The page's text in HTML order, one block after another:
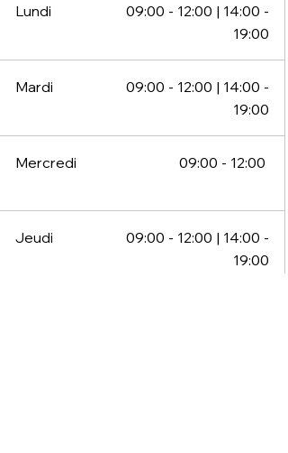
Lundi
09:00 - 12:00 | 14:00 -
19:00
Mardi 09:00 - 12:00 | 14:00 -
19:00
Mercredi 09:00 - 12:00
Jeudi 09:00 - 12:00 | 14:00 -
19:00